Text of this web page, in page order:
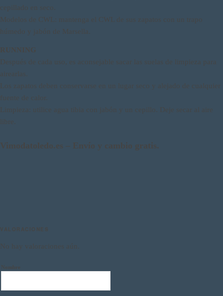
cepillado en seco.
Modelos de CWL: mantenga el CWL de sus zapatos con un trapo
húmedo y jabón de Marsella.
RUNNING
Después de cada uso, es aconsejable sacar las suelas de limpieza para
airearlas.
Los zapatos deben conservarse en un lugar seco y alejado de cualquier
fuente de calor.
Limpieza: utilice agua tibia con jabón y un cepillo. Deje secar al aire
libre.
Vimodatoledo.es – Envío y cambio gratis.
VALORACIONES
No hay valoraciones aún.
Nombre